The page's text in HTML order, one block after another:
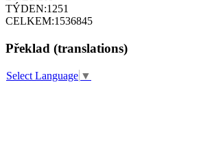
TÝDEN:1251
CELKEM:1536845
Překlad (translations)
Select Language ▼